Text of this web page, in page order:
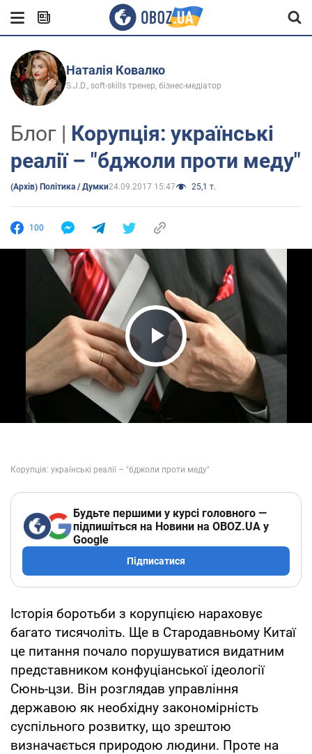
Наталія Ковалко
S.J.D., soft-skills тренер, бізнес-медіатор
Блог | Корупція: українські
реалії – "бджоли проти меду"
(Архів) Політика / Думки24.09.2017 15:47 25,1 т.
100
Play Video
Будьте першими у курсі головного —
підпишіться на Новини на OBOZ.UA у
Google
Підписатися
Історія боротьби з корупцією нараховує
багато тисячоліть. Ще в Стародавньому Китаї
це питання почало порушуватися видатним
представником конфуціанської ідеології
Сюнь-цзи. Він розглядав управління
державою як необхідну закономірність
суспільного розвитку, що зрештою
визначається природою людини. Проте на